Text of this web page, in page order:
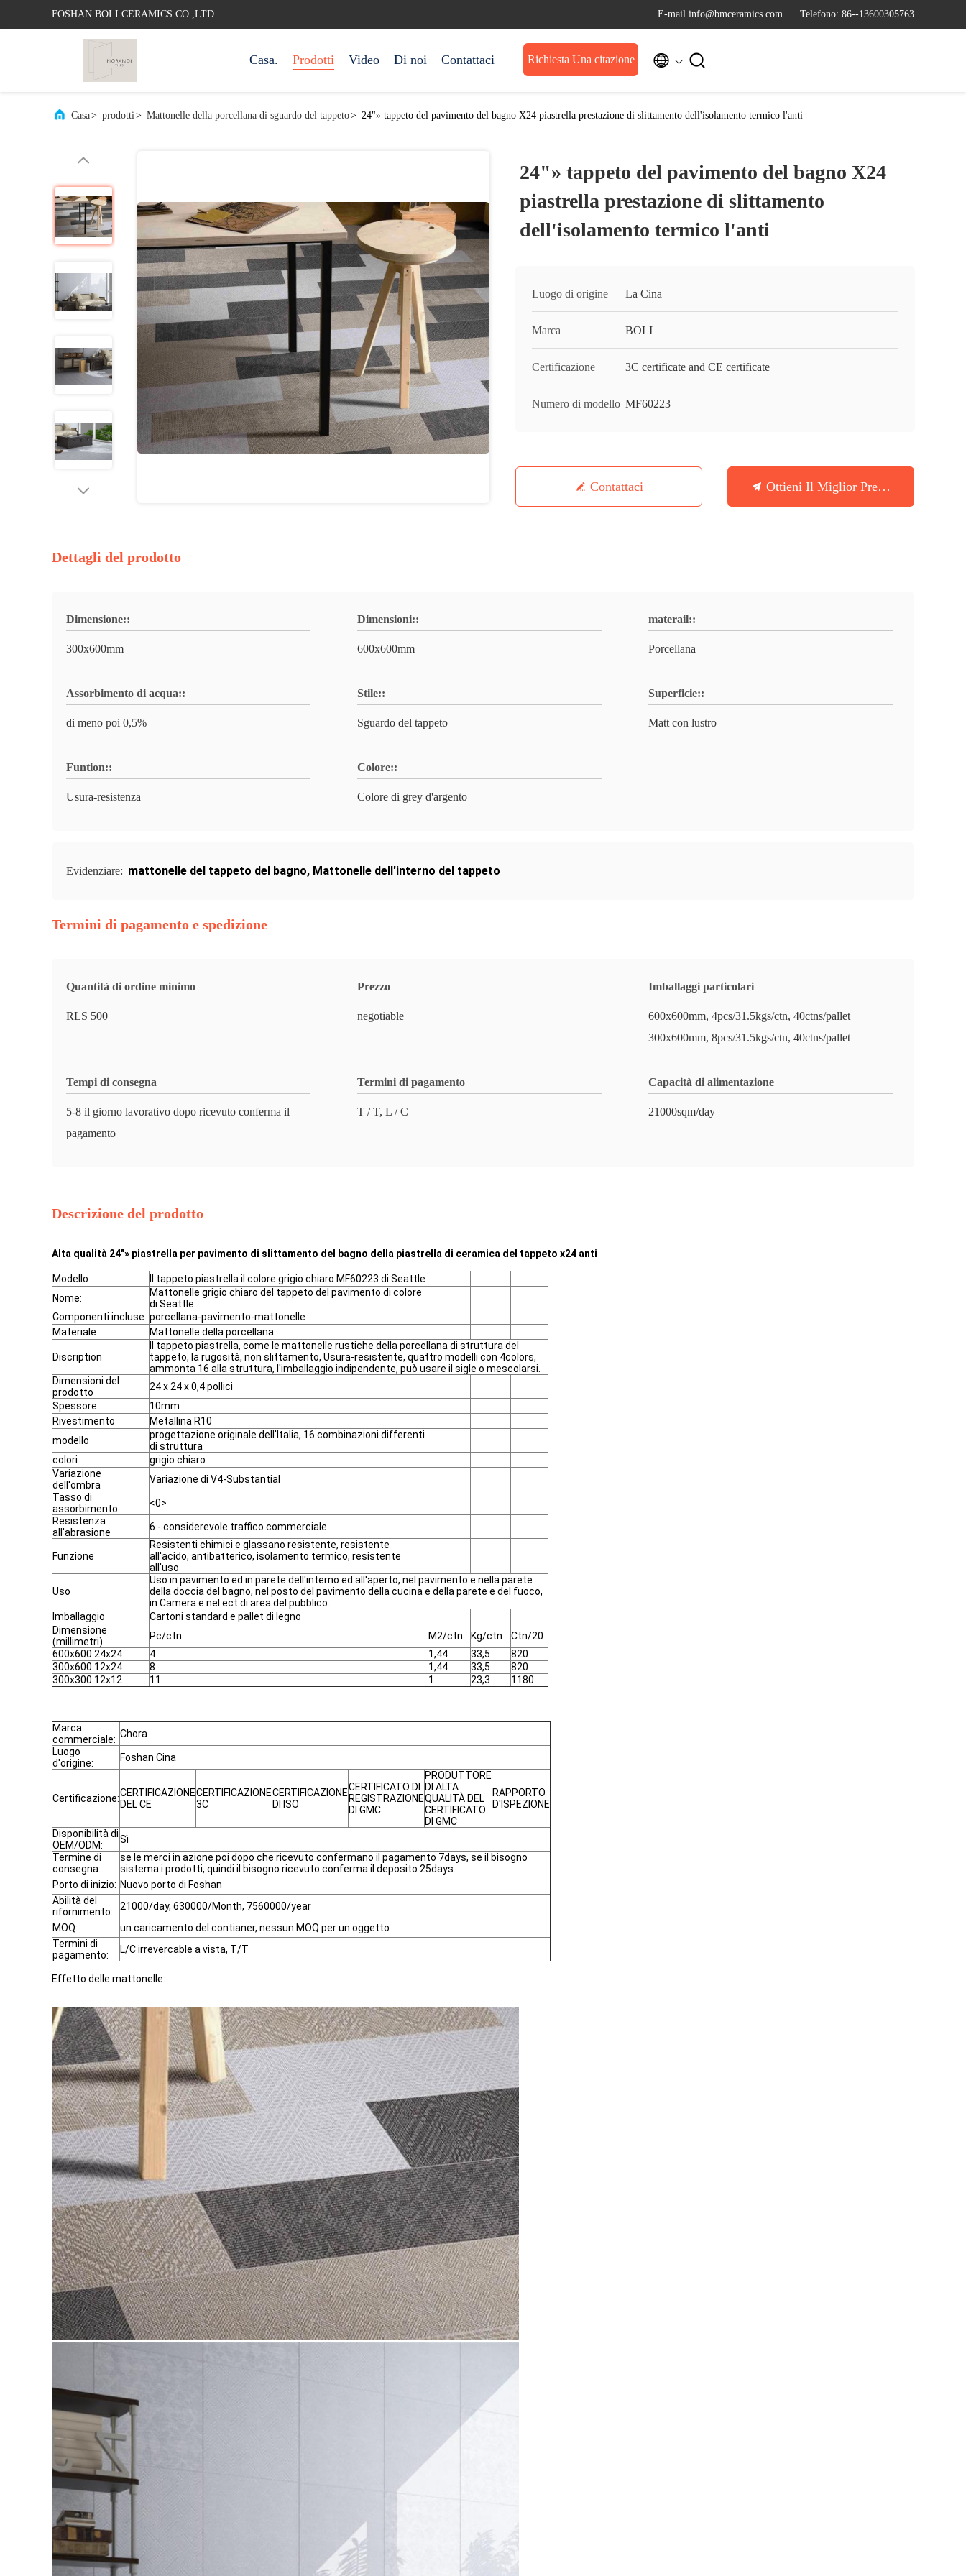
FOSHAN BOLI CERAMICS CO.,LTD. E-mail info@bmceramics.com Telefono: 86--13600305763
Casa. Prodotti Video Di noi Contattaci Richiesta Una citazione  
Casa> prodotti> Mattonelle della porcellana di sguardo del tappeto> 24"» tappeto del pavimento del bagno X24 piastrella prestazione di slittamento dell'isolamento termico l'anti
24"» tappeto del pavimento del bagno X24
piastrella prestazione di slittamento
dell'isolamento termico l'anti
Luogo di origine La Cina
Marca BOLI
Certificazione 3C certificate and CE certificate
Numero di modello MF60223
Contattaci Ottieni Il Miglior Prezzo
Dettagli del prodotto
Dimensione::
300x600mm
Dimensioni::
600x600mm
materail::
Porcellana
Assorbimento di acqua::
di meno poi 0,5%
Stile::
Sguardo del tappeto
Superficie::
Matt con lustro
Funtion::
Usura-resistenza
Colore::
Colore di grey d'argento
Evidenziare: mattonelle del tappeto del bagno, Mattonelle dell'interno del tappeto
Termini di pagamento e spedizione
Quantità di ordine minimo
RLS 500
Prezzo
negotiable
Imballaggi particolari
600x600mm, 4pcs/31.5kgs/ctn, 40ctns/pallet
300x600mm, 8pcs/31.5kgs/ctn, 40ctns/pallet
Tempi di consegna
5-8 il giorno lavorativo dopo ricevuto conferma il
pagamento
Termini di pagamento
T / T, L / C
Capacità di alimentazione
21000sqm/day
Descrizione del prodotto
Alta qualità 24"» piastrella per pavimento di slittamento del bagno della piastrella di ceramica del tappeto x24 anti
Modello
Il tappeto piastrella il colore grigio chiaro MF60223 di Seattle
Nome:
Mattonelle grigio chiaro del tappeto del pavimento di colore
di Seattle
Componenti incluse porcellana-pavimento-mattonelle
Materiale
Mattonelle della porcellana
Discription
Il tappeto piastrella, come le mattonelle rustiche della porcellana di struttura del
tappeto, la rugosità, non slittamento, Usura-resistente, quattro modelli con 4colors,
ammonta 16 alla struttura, l'imballaggio indipendente, può usare il sigle o mescolarsi.
Dimensioni del
prodotto
24 x 24 x 0,4 pollici
Spessore
10mm
Rivestimento
Metallina R10
modello
progettazione originale dell'Italia, 16 combinazioni differenti
di struttura
colori
grigio chiaro
Variazione
dell'ombra
Variazione di V4-Substantial
Tasso di
assorbimento
<0>
Resistenza
all'abrasione
6 - considerevole traffico commerciale
Funzione
Resistenti chimici e glassano resistente, resistente
all'acido, antibatterico, isolamento termico, resistente
all'uso
Uso
Uso in pavimento ed in parete dell'interno ed all'aperto, nel pavimento e nella parete
della doccia del bagno, nel posto del pavimento della cucina e della parete e del fuoco,
in Camera e nel ect di area del pubblico.
Imballaggio
Cartoni standard e pallet di legno
Dimensione
(millimetri)
Pc/ctn M2/ctn Kg/ctn
Ctn/20
600x600 24x24
4 1,44 33,5
820
300x600 12x24
8 1,44 33,5
820
300x300 12x12
11 1 23,3 1180
Marca
commerciale: Chora
Luogo
d'origine:
Foshan Cina
Certificazione:CERTIFICAZIONE
DEL CE
CERTIFICAZIONE
3C
CERTIFICAZIONE
DI ISO
CERTIFICATO DI
REGISTRAZIONE
DI GMC
PRODUTTORE
DI ALTA
QUALITÀ DEL
CERTIFICATO
DI GMC
RAPPORTO
D'ISPEZIONE
Disponibilità di
OEM/ODM:
Sì
Termine di
consegna:
se le merci in azione poi dopo che ricevuto confermano il pagamento 7days, se il bisogno
sistema i prodotti, quindi il bisogno ricevuto conferma il deposito 25days.
Porto di inizio: Nuovo porto di Foshan
Abilità del
rifornimento:
21000/day, 630000/Month, 7560000/year
MOQ:
un caricamento del contianer, nessun MOQ per un oggetto
Termini di
pagamento:
L/C irrevercable a vista, T/T
Effetto delle mattonelle: